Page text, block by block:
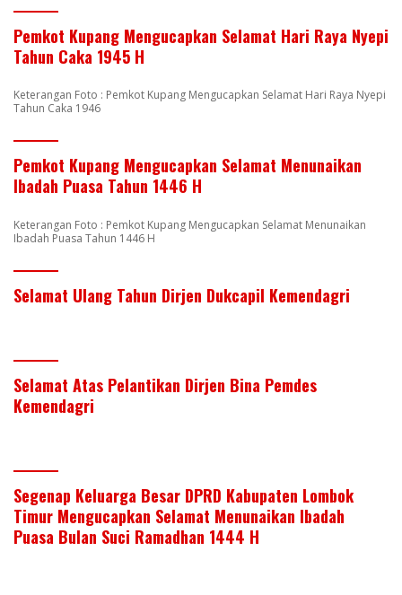
Pemkot Kupang Mengucapkan Selamat Hari Raya Nyepi
Tahun Caka 1945 H
Keterangan Foto : Pemkot Kupang Mengucapkan Selamat Hari Raya Nyepi
Tahun Caka 1946
Pemkot Kupang Mengucapkan Selamat Menunaikan
Ibadah Puasa Tahun 1446 H
Keterangan Foto : Pemkot Kupang Mengucapkan Selamat Menunaikan
Ibadah Puasa Tahun 1446 H
Selamat Ulang Tahun Dirjen Dukcapil Kemendagri
Selamat Atas Pelantikan Dirjen Bina Pemdes
Kemendagri
Segenap Keluarga Besar DPRD Kabupaten Lombok
Timur Mengucapkan Selamat Menunaikan Ibadah
Puasa Bulan Suci Ramadhan 1444 H